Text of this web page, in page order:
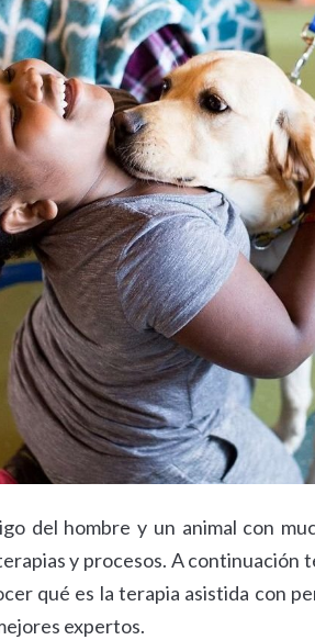
del hombre y un animal con
y procesos. A continuación
qué es la terapia asistida con
expertos.